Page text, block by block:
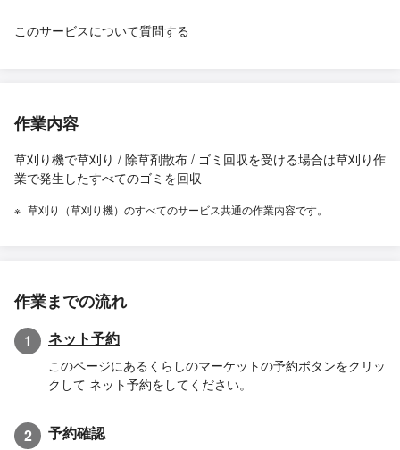
このサービスについて質問する
作業内容
草刈り機で草刈り / 除草剤散布 / ゴミ回収を受ける場合は草刈り作
業で発生したすべてのゴミを回収
草刈り（草刈り機）のすべてのサービス共通の作業内容です。
作業までの流れ
1 ネット予約
このページにあるくらしのマーケットの予約ボタンをクリッ
クして ネット予約をしてください。
2 予約確認